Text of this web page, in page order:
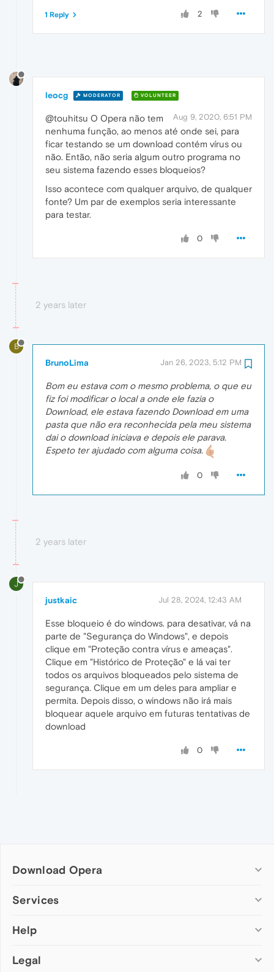
2
1 Reply
leocg MODERATOR VOLUNTEER
Aug 9, 2020, 6:51 PM
@touhitsu O Opera não tem
nenhuma função, ao menos até onde sei, para
ficar testando se um download contém vírus ou
não. Então, não seria algum outro programa no
seu sistema fazendo esses bloqueios?
Isso acontece com qualquer arquivo, de qualquer
fonte? Um par de exemplos seria interessante
para testar.
0
2 years later
B
BrunoLima Jan 26, 2023, 5:12 PM
Bom eu estava com o mesmo problema, o que eu
fiz foi modificar o local a onde ele fazia o
Download, ele estava fazendo Download em uma
pasta que não era reconhecida pela meu sistema
dai o download iniciava e depois ele parava.
Espeto ter ajudado com alguma coisa.
0
2 years later
J
justkaic Jul 28, 2024, 12:43 AM
Esse bloqueio é do windows. para desativar, vá na
parte de "Segurança do Windows", e depois
clique em "Proteção contra vírus e ameaças".
Clique em "Histórico de Proteção" e lá vai ter
todos os arquivos bloqueados pelo sistema de
segurança. Clique em um deles para ampliar e
permita. Depois disso, o windows não irá mais
bloquear aquele arquivo em futuras tentativas de
download
0
Download Opera
Computer browsers
Opera for Mac
Opera beta version
Services
Add-ons
Wallpapers
Help
Help & support
Legal